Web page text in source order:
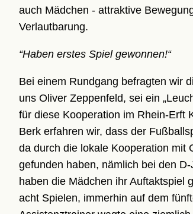
auch Mädchen - attraktive
Verlautbarung.
“Haben erstes Spiel gewonnen!“
Bei einem Rundgang befragten wir
uns Oliver Zeppenfeld, sei ein
für diese Kooperation im Rhein-Erft
Berk erfahren wir, dass der
da durch die lokale Kooperation mit
gefunden haben, nämlich bei den
haben die Mädchen ihr Auftaktspiel
acht Spielen, immerhin auf dem